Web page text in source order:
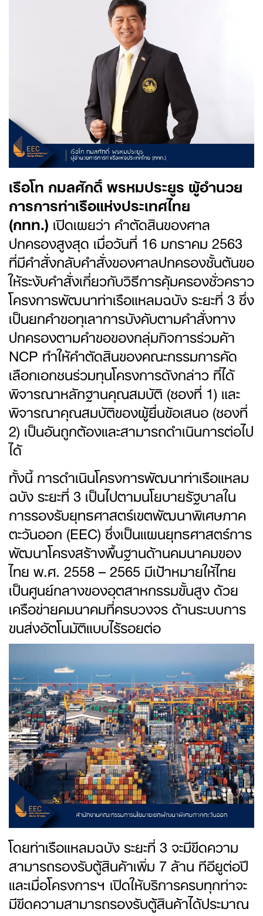
เรือโท กมลศักดิ์ พรหมประยูร ผู้อำนวย
การการท่าเรือแห่งประเทศไทย
(กทท.) เปิดเผยว่า คำตัดสินของศาล
ปกครองสูงสุด เมื่อวันที่ 16 มกราคม 2563
ที่มีคำสั่งกลับคำสั่งของศาลปกครองชั้นต้นขอ
ให้ระงับคำสั่งเกี่ยวกับวิธีการคุ้มครองชั่วคราว
โครงการพัฒนาท่าเรือแหลมฉบัง ระยะที่ 3 ซึ่ง
เป็นยกคำขอทุเลาการบังคับตามคำสั่งทาง
ปกครองตามคำขอของกลุ่มกิจการร่วมค้า
NCP ทำให้คำตัดสินของคณะกรรมการคัด
เลือกเอกชนร่วมทุนโครงการดังกล่าว ที่ได้
พิจารณาหลักฐานคุณสมบัติ (ซองที่ 1) และ
พิจารณาคุณสมบัติของผู้ยื่นข้อเสนอ (ซองที่
2) เป็นอันถูกต้องและสามารถดำเนินการต่อไป
ได้
ทั้งนี้ การดำเนินโครงการพัฒนาท่าเรือแหลม
ฉบัง ระยะที่ 3 เป็นไปตามนโยบายรัฐบาลใน
การรองรับยุทธศาสตร์เขตพัฒนาพิเศษภาค
ตะวันออก (EEC) ซึ่งเป็นแผนยุทธศาสตร์การ
พัฒนาโครงสร้างพื้นฐานด้านคมนาคมของ
ไทย พ.ศ. 2558 – 2565 มีเป้าหมายให้ไทย
เป็นศูนย์กลางของอุตสาหกรรมขั้นสูง ด้วย
เครือข่ายคมนาคมที่ครบวงจร ด้านระบบการ
ขนส่งอัตโนมัติแบบไร้รอยต่อ
โดยท่าเรือแหลมฉบัง ระยะที่ 3 จะมีขีดความ
สามารถรองรับตู้สินค้าเพิ่ม 7 ล้าน ทีอียูต่อปี
และเมื่อโครงการฯ เปิดให้บริการครบทุกท่าจะ
มีขีดความสามารถรองรับตู้สินค้าได้ประมาณ